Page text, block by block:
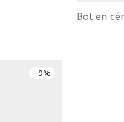
Bol en
-9%